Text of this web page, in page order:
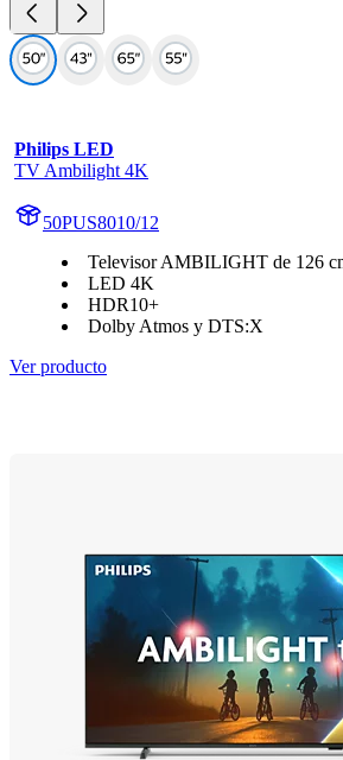
Philips LED
TV Ambilight 4K
50PUS8010/12
Televisor AMBILIGHT de 126
LED 4K
HDR10+
Dolby Atmos y DTS:X
Ver producto